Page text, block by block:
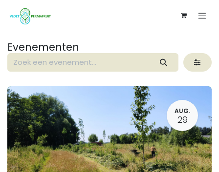
Evenementen
AUG.
29